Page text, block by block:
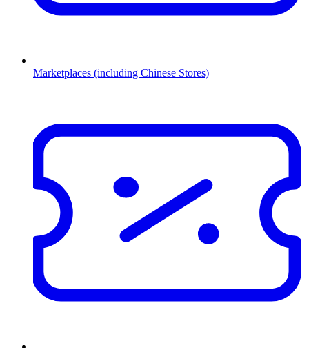
Marketplaces (including Chinese Stores)